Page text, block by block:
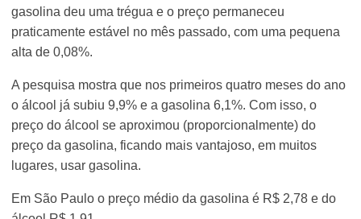
gasolina deu uma trégua e o preço permaneceu
praticamente estável no mês passado, com uma pequena
alta de 0,08%.
A pesquisa mostra que nos primeiros quatro meses do ano
o álcool já subiu 9,9% e a gasolina 6,1%. Com isso, o
preço do álcool se aproximou (proporcionalmente) do
preço da gasolina, ficando mais vantajoso, em muitos
lugares, usar gasolina.
Em São Paulo o preço médio da gasolina é R$ 2,78 e do